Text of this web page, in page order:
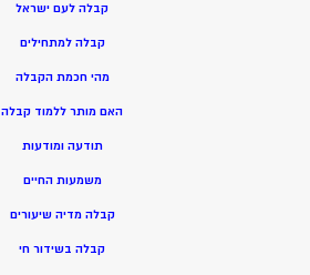
קבלה לעם ישראל
קבלה למתחילים
מהי חכמת הקבלה
האם מותר ללמוד קבלה
תודעה ומודעות
משמעות החיים
קבלה מדיה שיעורים
קבלה בשידור חי